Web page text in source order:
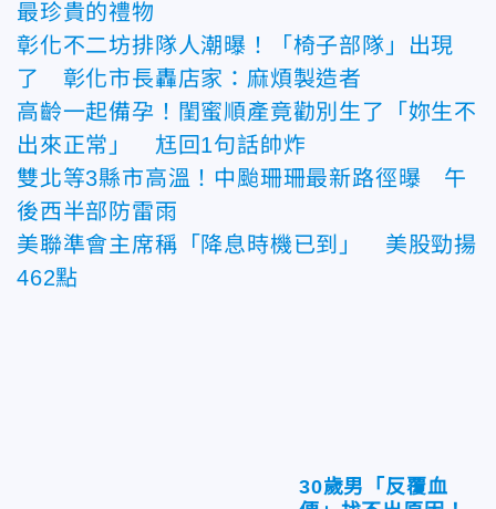
最珍貴的禮物
彰化不二坊排隊人潮曝！「椅子部隊」出現
了 彰化市長轟店家：麻煩製造者
高齡一起備孕！閨蜜順產竟勸別生了「妳生不
出來正常」 尪回1句話帥炸
雙北等3縣市高溫！中颱珊珊最新路徑曝 午
後西半部防雷雨
美聯準會主席稱「降息時機已到」 美股勁揚
462點
30歲男「反覆血